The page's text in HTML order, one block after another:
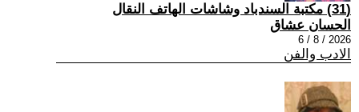
(31) مكتبة السندباد وشاشات الهاتف النقال
الحسان عشاق
2026 / 8 / 6
الادب والفن